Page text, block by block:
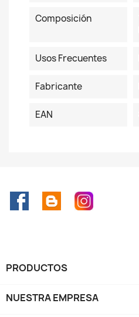
Composición
Usos Frecuentes
Fabricante
EAN
FacebookRss Instagram
PRODUCTOS
NUESTRA EMPRESA